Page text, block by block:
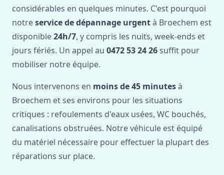
considérables en quelques minutes. C'est pourquoi
notreservice de dépannage urgentà Broechem est
disponible24h/7, y compris les nuits, week-ends et
jours fériés. Un appel au 0472 53 24 26 suffit pour
mobiliser notre équipe.
Nous intervenons en moins de 45 minutesà
Broechem et ses environs pour les situations
critiques : refoulements d'eaux usées, WC bouchés,
canalisations obstruées. Notre véhicule est équipé
du matériel nécessaire pour effectuer la plupart des
réparations sur place.